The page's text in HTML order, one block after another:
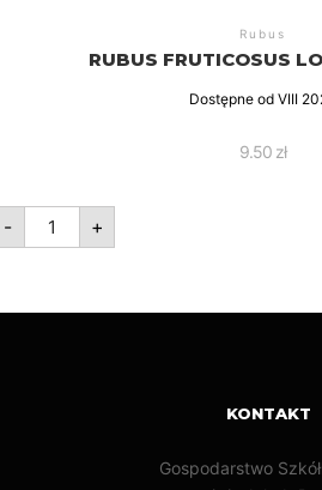
Rubus
RUBUS FRUTICOSUS
Dostępne od VIII
9.50 zł
-
ilość
Rubus
fruticosus
+
KONTAKT
Gospodarstwo